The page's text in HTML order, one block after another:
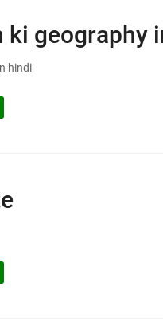
ki geography
hindi